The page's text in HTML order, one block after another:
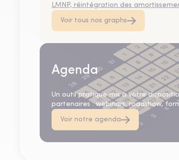
LMNP, réintégration des
Voir tous nos graphs
Agenda
Un outil pratique mis à votre
partenaires : webinars, roadshow,
Voir notre agenda